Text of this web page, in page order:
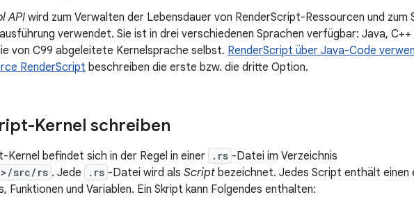
API wird zum Verwalten der Lebensdauer von RenderScript-Ressourcen und zum
verwendet. Sie ist in drei verschiedenen Sprachen verfügbar: Java, C++
von C99 abgeleitete Kernelsprache selbst. RenderScript über Java-Code
RenderScript beschreiben die erste bzw. die dritte Option.
Kernel schreiben
Kernel befindet sich in der Regel in einer .rs -Datei im Verzeichnis
src/rs . Jede .rs -Datei wird als Script bezeichnet. Jedes Script enthält einen
Funktionen und Variablen. Ein Skript kann Folgendes enthalten: